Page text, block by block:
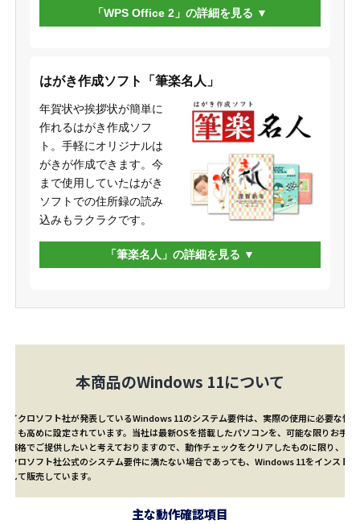
「WPS Office 2」の詳細を見る
はがき作成ソフト「筆楽名人」
年賀状や挨拶状が簡単に
作れるはがき作成ソフ
ト。手軽にオリジナルは
がきが作成できます。今
まで使用していたはがき
ソフトでの住所録の読み
込みもラクラクです。
「筆楽名人」の詳細を見る
本商品のWindows 11について
マイクロソフト社が発表しているWindows 11のシステム要件は、実際の使用に必要な性能
よりも高めに設定されています。当社は最新OSを搭載したパソコンを、可能な限りお手頃
な価格でご提供したいと考えておりますので、動作チェックをクリアしたものに限り、マ
イクロソフト社公式のシステム要件に満たない場合であっても、Windows 11をインストー
ルして販売しています。
主な動作確認項目